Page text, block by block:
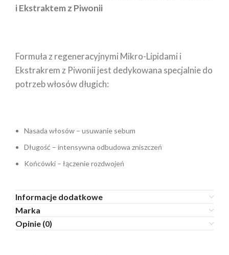
i Ekstraktem z Piwonii
Formuła z regeneracyjnymi Mikro-Lipidami i
Ekstrakrem z Piwonii jest dedykowana specjalnie do
potrzeb włosów długich:
Nasada włosów – usuwanie sebum
Długość – intensywna odbudowa zniszczeń
Końcówki – łączenie rozdwojeń
Informacje dodatkowe
Marka
Opinie (0)